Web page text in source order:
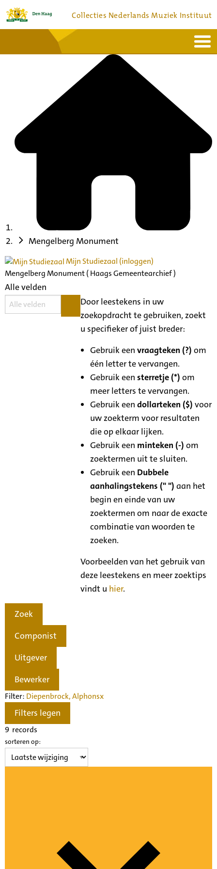
Collecties Nederlands Muziek Instituut
Bronnen en collecties
Mengelberg Monument
Mijn Studiezaal (inloggen)
Mengelberg Monument ( Haags Gemeentearchief )
Alle velden
Door leestekens in uw
zoekopdracht te gebruiken, zoekt
u specifieker of juist breder:
Gebruik eenvraagteken (?) om
één letter te vervangen.
Gebruik eensterretje (*) om
meer letters te vervangen.
Gebruik eendollarteken ($) voor
uw zoekterm voor resultaten
die op elkaar lijken.
Gebruik een minteken (-) om
zoektermen uit te sluiten.
Gebruik een Dubbele
aanhalingstekens (" ") aan het
begin en einde van uw
zoektermen om naar de exacte
combinatie van woorden te
zoeken.
Voorbeelden van het gebruik van
deze leestekens en meer zoektips
vindt u hier.
Zoek
Componist
Uitgever
Bewerker
Filter: Diepenbrock, Alphonsx
Filters legen
9 records
sorteren op: